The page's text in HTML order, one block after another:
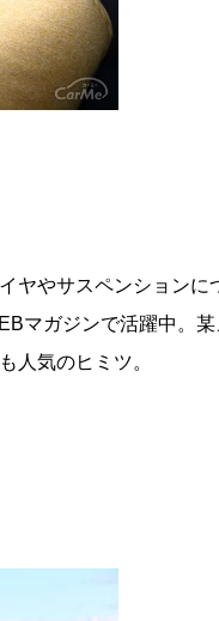
ヤやサスペンションに
マガジンで活躍中。
人気のヒミツ。